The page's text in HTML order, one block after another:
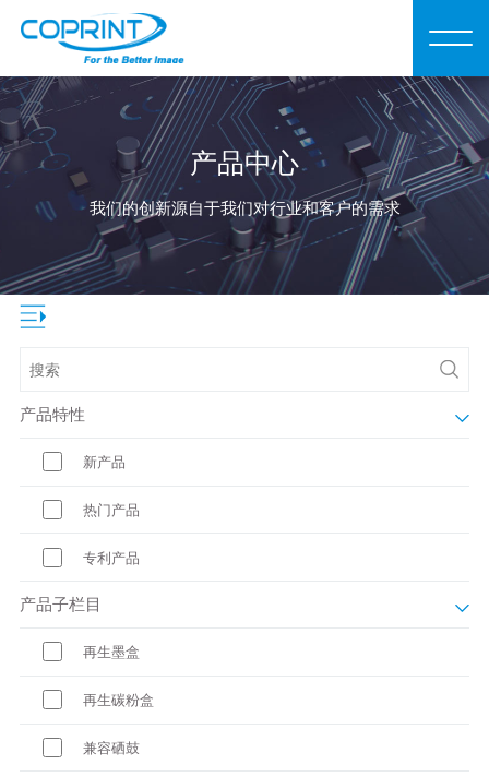
产品中心
我们的创新源自于我们对行业和客户的需求
产品特性
新产品
热门产品
专利产品
产品子栏目
再生墨盒
再生碳粉盒
兼容硒鼓